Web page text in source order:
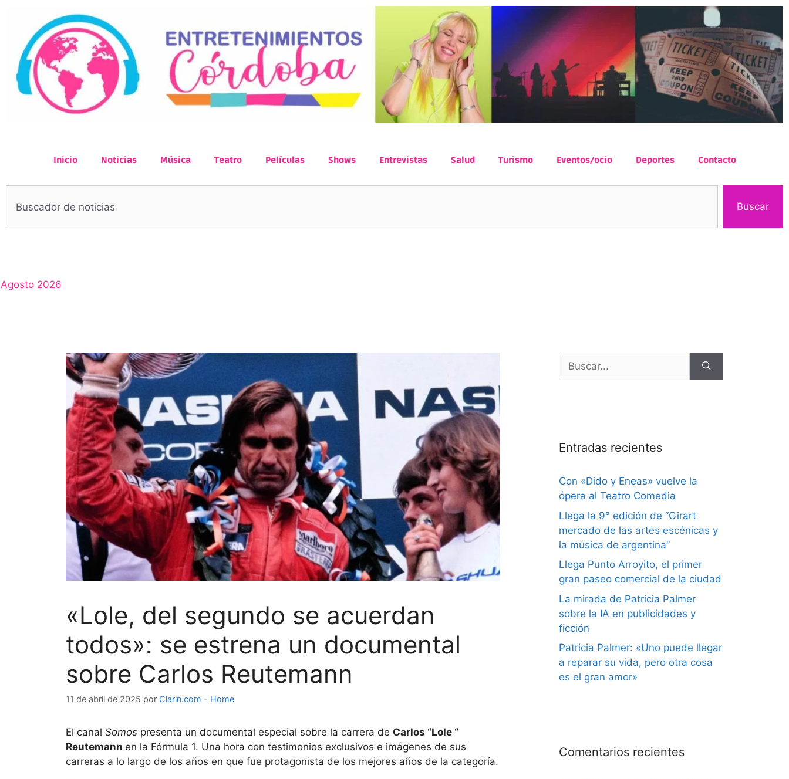
Inicio Noticias Música Teatro Películas Shows Entrevistas Salud Turismo Eventos/ocio Deportes Contacto
Buscar
Agosto 2026
«Lole, del segundo se acuerdan
todos»: se estrena un documental
sobre Carlos Reutemann
11 de abril de 2025 por Clarin.com - Home
El canal Somos presenta un documental especial sobre la carrera de Carlos “Lole “
Reutemann en la Fórmula 1. Una hora con testimonios exclusivos e imágenes de sus
carreras a lo largo de los años en que fue protagonista de los mejores años de la categoría.
Entradas recientes
Con «Dido y Eneas» vuelve la
ópera al Teatro Comedia
Llega la 9° edición de “Girart
mercado de las artes escénicas y
la música de argentina”
Llega Punto Arroyito, el primer
gran paseo comercial de la ciudad
La mirada de Patricia Palmer
sobre la IA en publicidades y
ficción
Patricia Palmer: «Uno puede llegar
a reparar su vida, pero otra cosa
es el gran amor»
Comentarios recientes